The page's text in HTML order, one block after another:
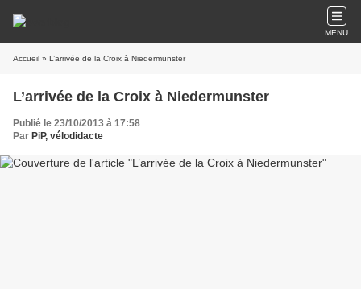
MENU
Accueil » L’arrivée de la Croix à Niedermunster
L’arrivée de la Croix à Niedermunster
Publié le 23/10/2013 à 17:58
Par PiP, vélodidacte